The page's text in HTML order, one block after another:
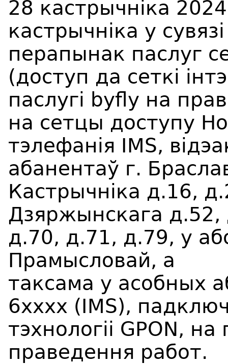
28 кастрычнiка
кастрычнiка у
перапынак паслуг
(доступ да сеткі
паслугі byfly на
на сетцы доступу
тэлефанія IMS,
абанентаў г.
Кастрычніка д.16,
Дзяржынскага
д.70, д.71, д.79, у
Прамысловай, а
таксама у асобных
6хххх (IMS),
тэхнологіі GPON,
праведення работ.